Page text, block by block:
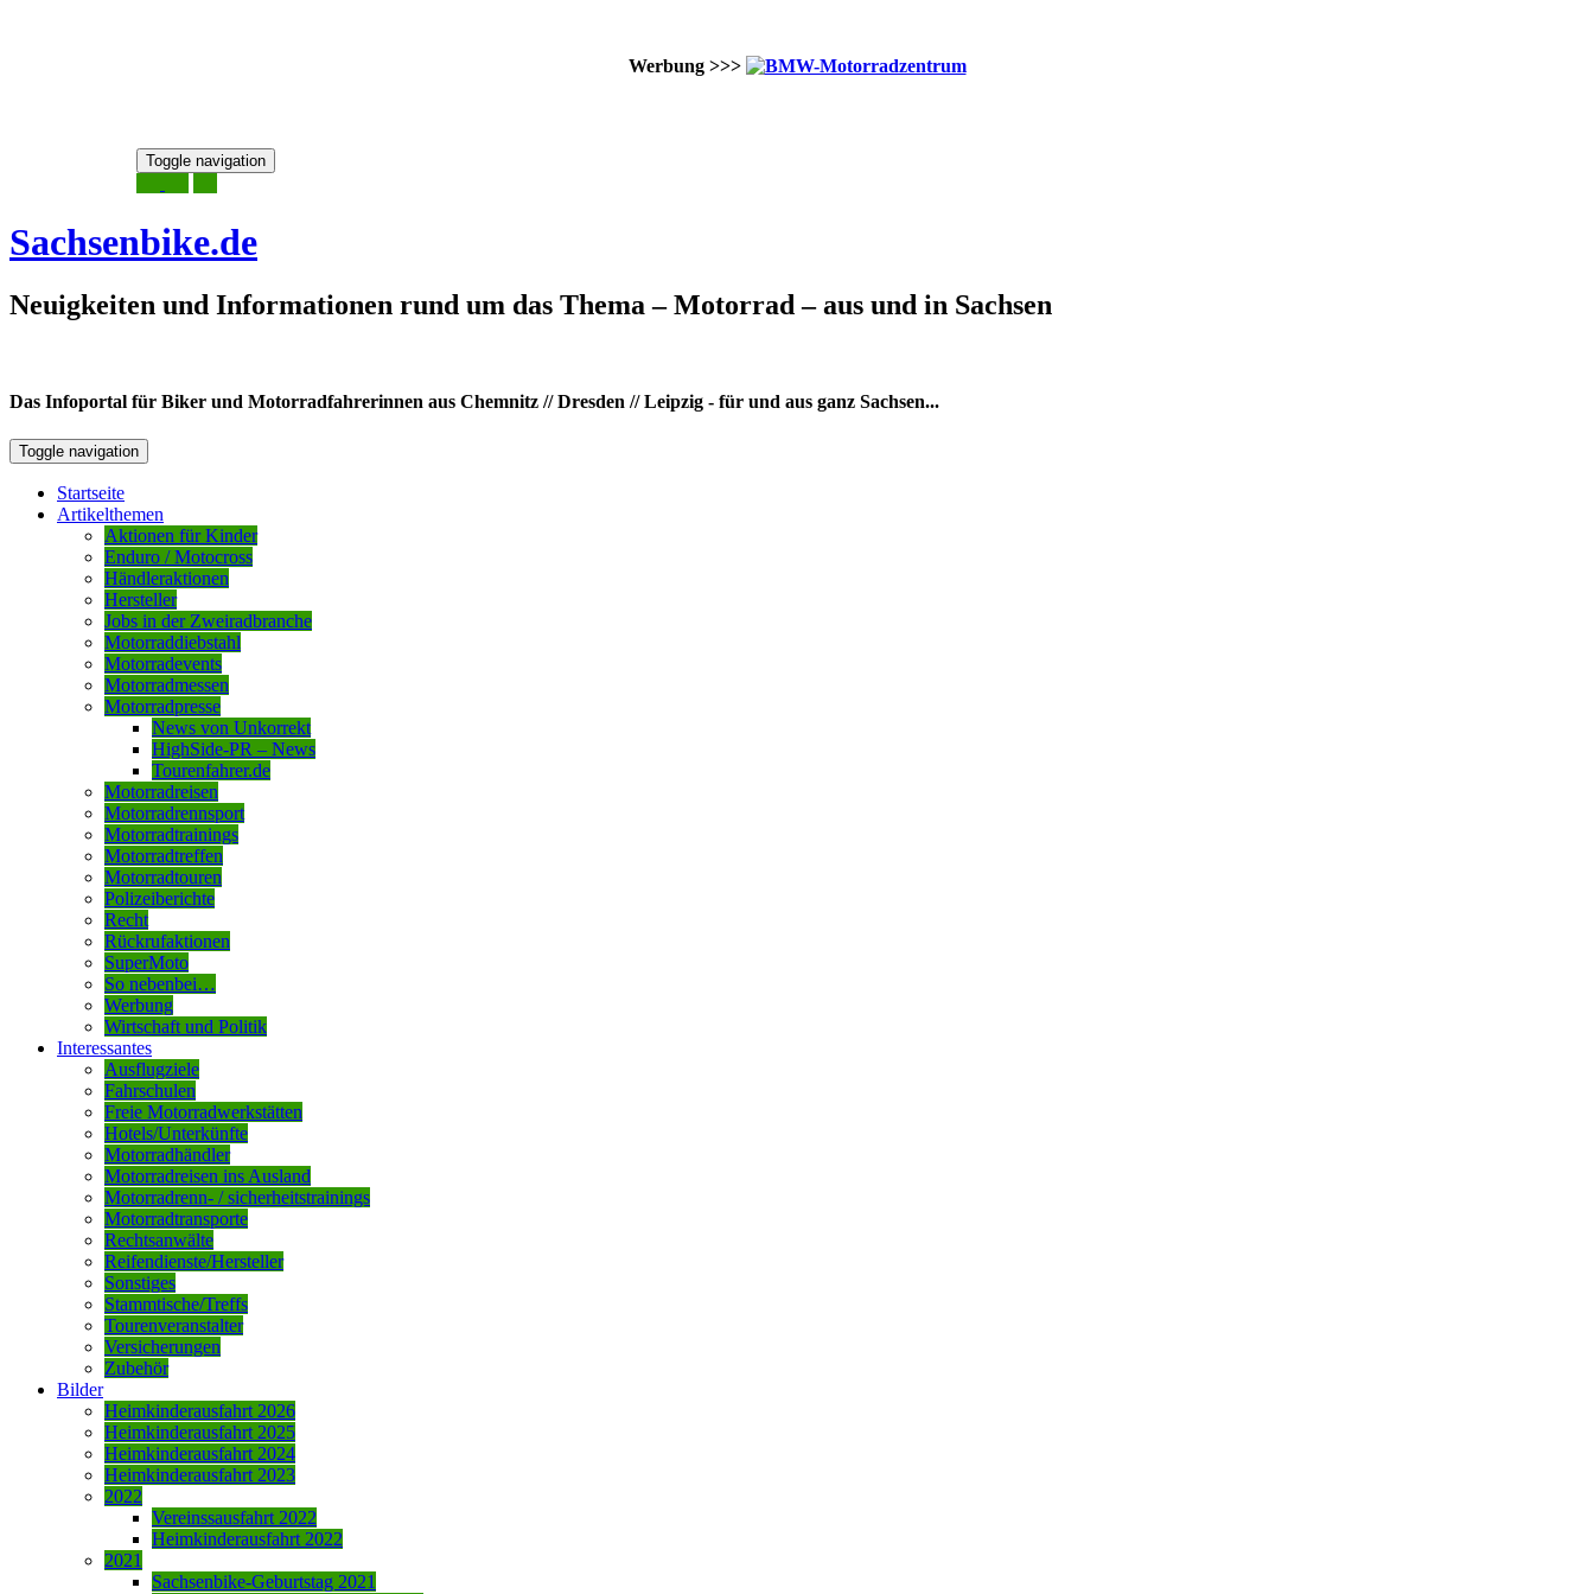
Werbung >>>
Toggle navigation
Sachsenbike.de
Neuigkeiten und Informationen rund um das Thema – Motorrad – aus und in Sachsen
Das Infoportal für Biker und Motorradfahrerinnen aus Chemnitz // Dresden // Leipzig - für und aus ganz Sachsen...
Toggle navigation
Startseite
Artikelthemen
Aktionen für Kinder
Enduro / Motocross
Händleraktionen
Hersteller
Jobs in der Zweiradbranche
Motorraddiebstahl
Motorradevents
Motorradmessen
Motorradpresse
News von Unkorrekt
HighSide-PR – News
Tourenfahrer.de
Motorradreisen
Motorradrennsport
Motorradtrainings
Motorradtreffen
Motorradtouren
Polizeiberichte
Recht
Rückrufaktionen
SuperMoto
So nebenbei…
Werbung
Wirtschaft und Politik
Interessantes
Ausflugziele
Fahrschulen
Freie Motorradwerkstätten
Hotels/Unterkünfte
Motorradhändler
Motorradreisen ins Ausland
Motorradrenn- / sicherheitstrainings
Motorradtransporte
Rechtsanwälte
Reifendienste/Hersteller
Sonstiges
Stammtische/Treffs
Tourenveranstalter
Versicherungen
Zubehör
Bilder
Heimkinderausfahrt 2026
Heimkinderausfahrt 2025
Heimkinderausfahrt 2024
Heimkinderausfahrt 2023
2022
Vereinssausfahrt 2022
Heimkinderausfahrt 2022
2021
Sachsenbike-Geburtstag 2021